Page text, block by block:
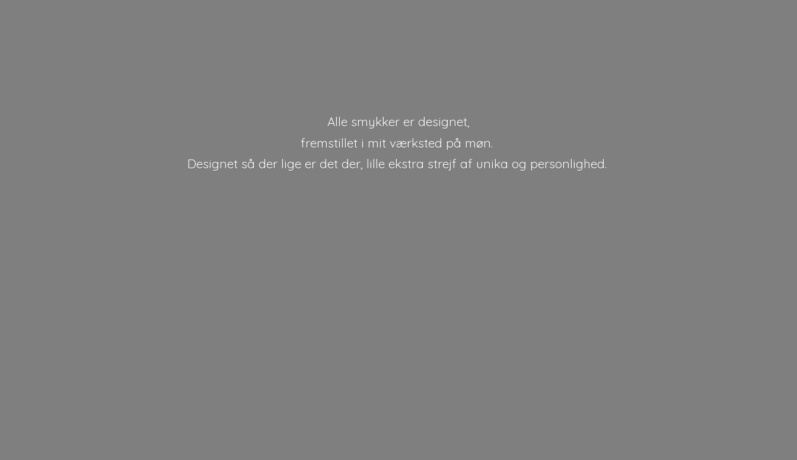
Alle smykker er designet,
fremstillet i mit værksted på møn.
Designet så der lige er det der, lille ekstra strejf af unika og personlighed.